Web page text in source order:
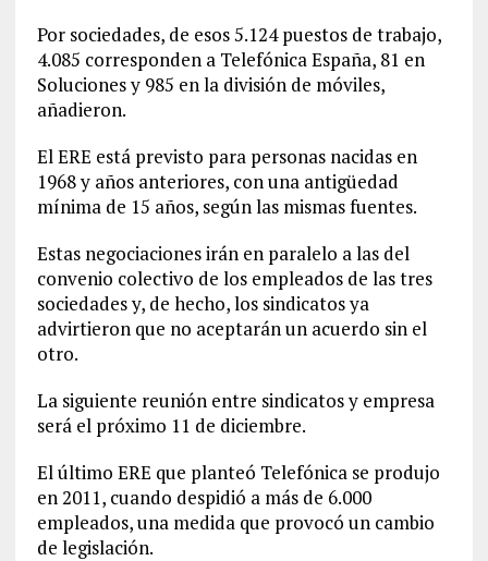
Por sociedades, de esos 5.124 puestos de trabajo,
4.085 corresponden a Telefónica España, 81 en
Soluciones y 985 en la división de móviles,
añadieron.
El ERE está previsto para personas nacidas en
1968 y años anteriores, con una antigüedad
mínima de 15 años, según las mismas fuentes.
Estas negociaciones irán en paralelo a las del
convenio colectivo de los empleados de las tres
sociedades y, de hecho, los sindicatos ya
advirtieron que no aceptarán un acuerdo sin el
otro.
La siguiente reunión entre sindicatos y empresa
será el próximo 11 de diciembre.
El último ERE que planteó Telefónica se produjo
en 2011, cuando despidió a más de 6.000
empleados, una medida que provocó un cambio
de legislación.